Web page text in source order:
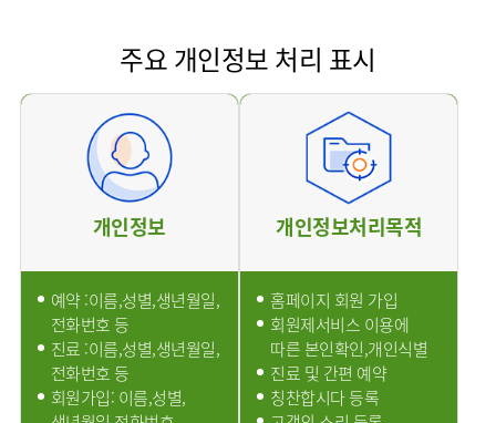
주요 개인정보 처리 표시
개인정보
예약 :이름,성별,생년월일,
전화번호 등
진료 :이름,성별,생년월일,
전화번호 등
회원가입: 이름,성별,
개인정보처리목적
홈페이지 회원 가입
회원제서비스 이용에
따른 본인확인,개인식별
진료 및 간편 예약
칭찬합시다 등록